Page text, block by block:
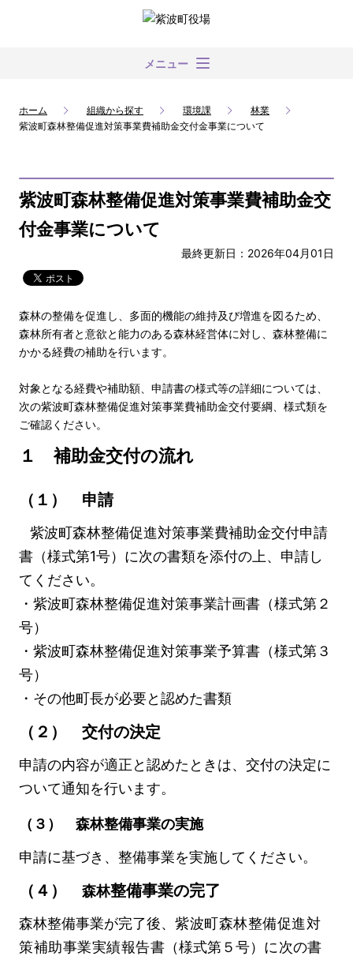
メニュー
ホーム 組織から探す 環境課
林業
紫波町森林整備促進対策事業費補助金交付金事業について
紫波町森林整備促進対策事業費補助金交
付金事業について
最終更新日：2026年04月01日
森林の整備を促進し、多面的機能の維持及び増進を図るため、
森林所有者と意欲と能力のある森林経営体に対し、森林整備に
かかる経費の補助を行います。
対象となる経費や補助額、申請書の様式等の詳細については、
次の紫波町森林整備促進対策事業費補助金交付要綱、様式類を
ご確認ください。
１ 補助金交付の流れ
（１） 申請
紫波町森林整備促進対策事業費補助金交付申請
書（様式第1号）に次の書類を添付の上、申請し
てください。
・紫波町森林整備促進対策事業計画書（様式第２
号）
・紫波町森林整備促進対策事業予算書（様式第３
号）
・その他町長が必要と認めた書類
（２） 交付の決定
申請の内容が適正と認めたときは、交付の決定に
ついて通知を行います。
（３） 森林整備事業の実施
申請に基づき、整備事業を実施してください。
（４） 森林整備事業の完了
森林整備事業が完了後、 紫波町森林整備促進対
策補助事業実績報告書 （様式第５号） に次の書